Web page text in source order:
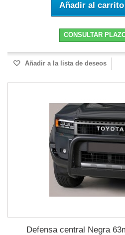
Añadir al carrito
CONSULTAR
Añadir a la lista de deseos
Defensa central Negra